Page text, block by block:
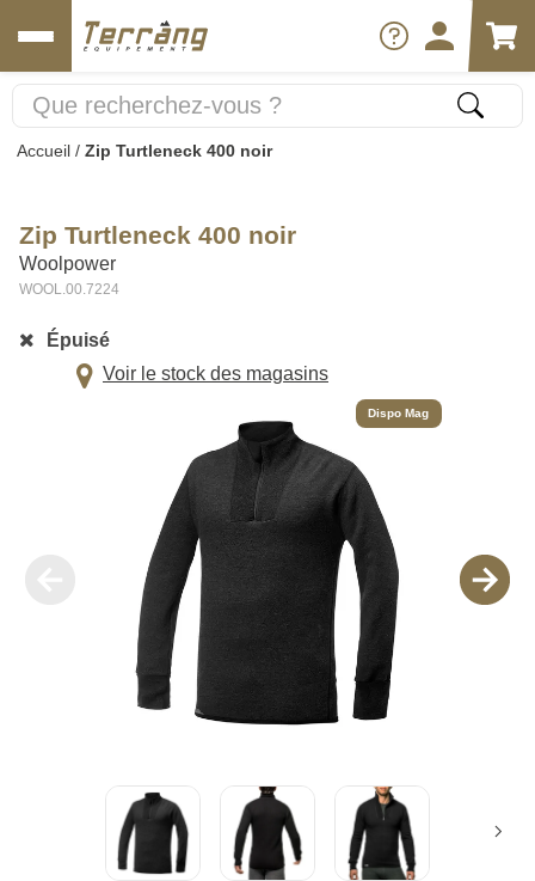
Accueil / Zip Turtleneck 400 noir
Zip Turtleneck 400 noir
Woolpower
WOOL.00.7224
Épuisé
Voir le stock des magasins
Dispo Mag